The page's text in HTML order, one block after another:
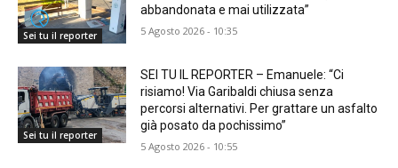
Sei tu il reporter
abbandonata e mai utilizzata”
5 Agosto 2026 - 10:35
Sei tu il reporter
SEI TU IL REPORTER – Emanuele: “Ci
risiamo! Via Garibaldi chiusa senza
percorsi alternativi. Per grattare un asfalto
già posato da pochissimo”
5 Agosto 2026 - 10:55